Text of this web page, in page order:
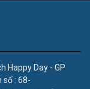
Happy Day - GP
số : 68-